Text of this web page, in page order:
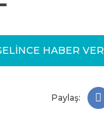
HABER VER
Paylaş: